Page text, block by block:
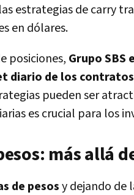
estrategias de carry
en dólares.
posiciones, Grupo
diario de los
pueden ser
es crucial para los
más allá
de pesosy dejando de